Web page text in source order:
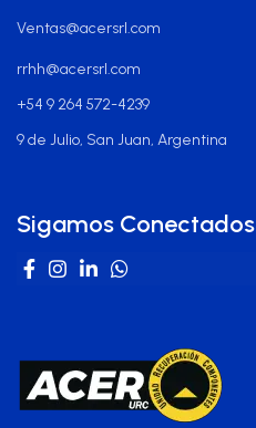
Ventas@acersrl.com
rrhh@acersrl.com
+54 9 264 572-4239
9 de Julio, San Juan, Argentina
Sigamos Conectados